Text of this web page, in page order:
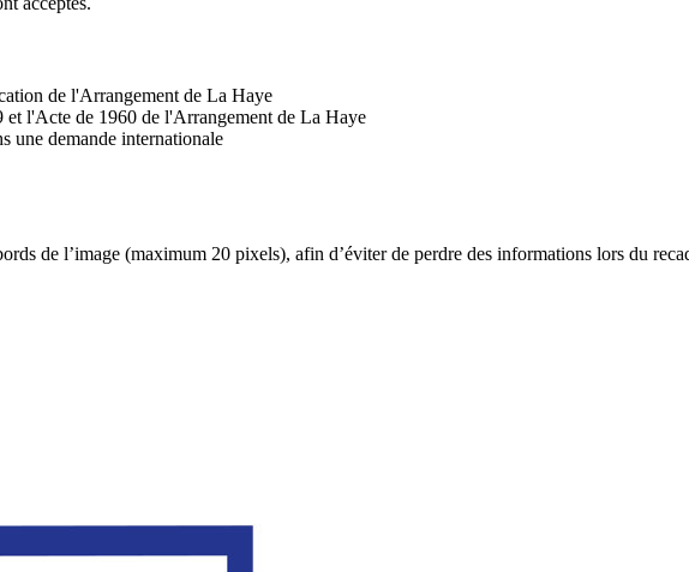
de l'Arrangement de La Haye
l'Acte de 1960 de l'Arrangement de La Haye
une demande internationale
de l’image (maximum 20 pixels), afin d’éviter de perdre des informations lors du